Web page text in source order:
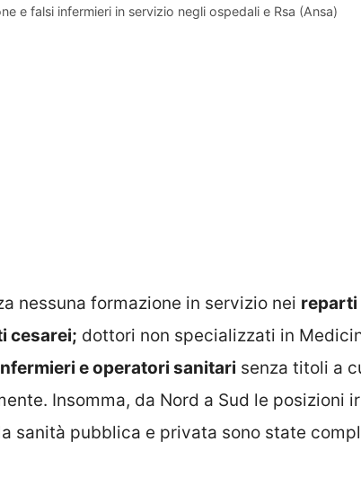
e falsi infermieri in servizio negli ospedali e Rsa (Ansa)
nessuna formazione in servizio nei reparti
cesarei; dottori non specializzati in
e operatori sanitari senza titoli a
Insomma, da Nord a Sud le posizioni
sanità pubblica e privata sono state